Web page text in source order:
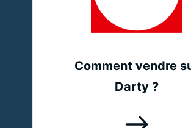
Comment vendre
Darty ?